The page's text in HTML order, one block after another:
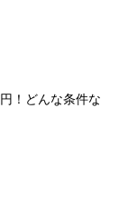
！どんな条件な